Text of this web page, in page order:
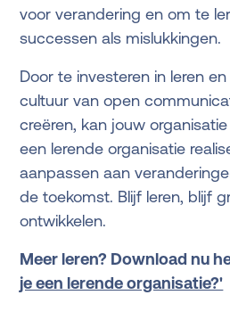
voor verandering en om te
successen als mislukkingen.
Door te investeren in leren
cultuur van open
creëren, kan jouw
een lerende organisatie
aanpassen aan
de toekomst. Blijf leren, blijf
ontwikkelen.
Meer leren? Download nu
je een lerende organisatie?'